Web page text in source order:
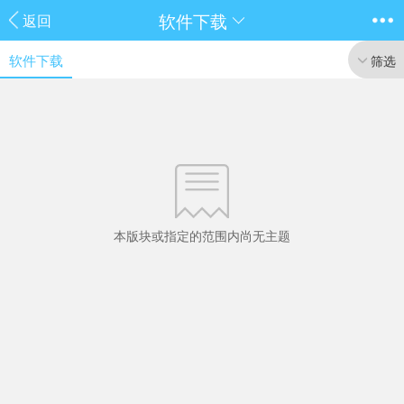
返回 软件下载
软件下载 筛选
本版块或指定的范围内尚无主题